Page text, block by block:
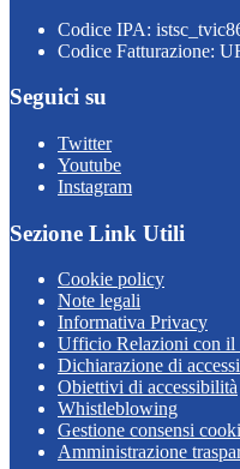
Codice IPA:
Codice Fatturazione:
Seguici su
Twitter
Youtube
Instagram
Sezione Link Utili
Cookie policy
Note legali
Informativa Privacy
Ufficio Relazioni con il
Dichiarazione di
Obiettivi di accessibilità
Whistleblowing
Gestione consensi
Amministrazione